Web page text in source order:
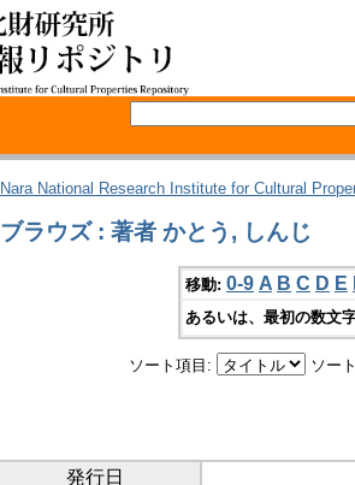
Nara National Research Institute for Cultural
ブラウズ : 著者 かとう, しんじ
移動: 0-9 A B C D E
あるいは、最初の数文
ソート項目: ソー
発行日